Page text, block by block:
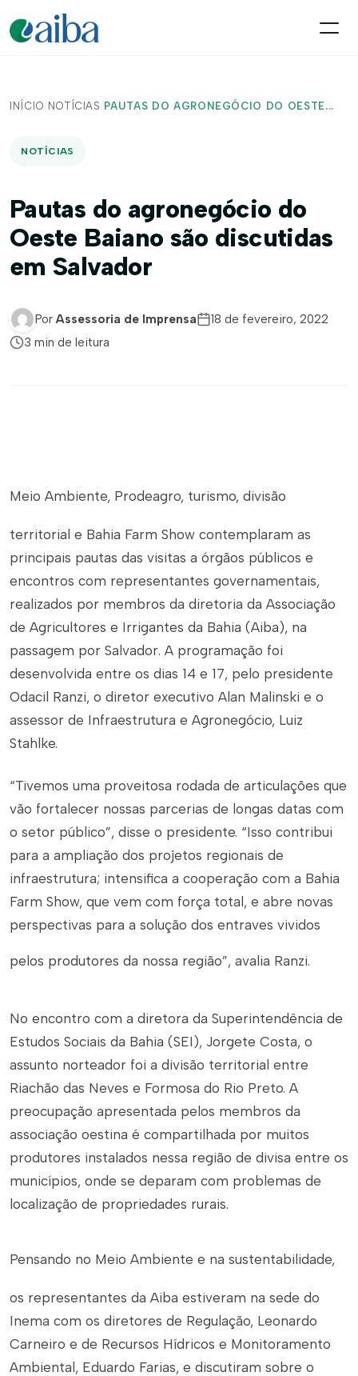
INÍCIO/ NOTÍCIAS / PAUTAS DO AGRONEGÓCIO DO OESTE...
NOTÍCIAS
Pautas do agronegócio do
Oeste Baiano são discutidas
em Salvador
Por Assessoria de Imprensa
18 de fevereiro, 2022
3 min de leitura
Meio Ambiente, Prodeagro, turismo, divisão
territorial e Bahia Farm Show contemplaram as
principais pautas das visitas a órgãos públicos e
encontros com representantes governamentais,
realizados por membros da diretoria da Associação
de Agricultores e Irrigantes da Bahia (Aiba), na
passagem por Salvador. A programação foi
desenvolvida entre os dias 14 e 17, pelo presidente
Odacil Ranzi, o diretor executivo Alan Malinski e o
assessor de Infraestrutura e Agronegócio, Luiz
Stahlke.
“Tivemos uma proveitosa rodada de articulações que
vão fortalecer nossas parcerias de longas datas com
o setor público”, disse o presidente. “Isso contribui
para a ampliação dos projetos regionais de
infraestrutura; intensifica a cooperação com a Bahia
Farm Show, que vem com força total, e abre novas
perspectivas para a solução dos entraves vividos
pelos produtores da nossa região”, avalia Ranzi.
No encontro com a diretora da Superintendência de
Estudos Sociais da Bahia (SEI), Jorgete Costa, o
assunto norteador foi a divisão territorial entre
Riachão das Neves e Formosa do Rio Preto. A
preocupação apresentada pelos membros da
associação oestina é compartilhada por muitos
produtores instalados nessa região de divisa entre os
municípios, onde se deparam com problemas de
localização de propriedades rurais.
Pensando no Meio Ambiente e na sustentabilidade,
os representantes da Aiba estiveram na sede do
Inema com os diretores de Regulação, Leonardo
Carneiro e de Recursos Hídricos e Monitoramento
Ambiental, Eduardo Farias, e discutiram sobre o